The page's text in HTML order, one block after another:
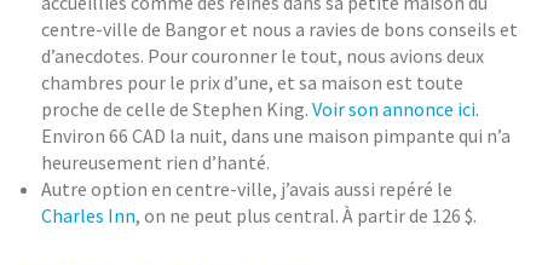
centre-ville de Bangor et nous a ravies de bons conseils et
d’anecdotes. Pour couronner le tout, nous avions deux
chambres pour le prix d’une, et sa maison est toute
proche de celle de Stephen King.Voir son annonce ici.
Environ 66 CAD la nuit, dans une maison pimpante qui n’a
heureusement rien d’hanté.
Autre option en centre-ville, j’avais aussi repéré le
Charles Inn, on ne peut plus central. À partir de 126 $.